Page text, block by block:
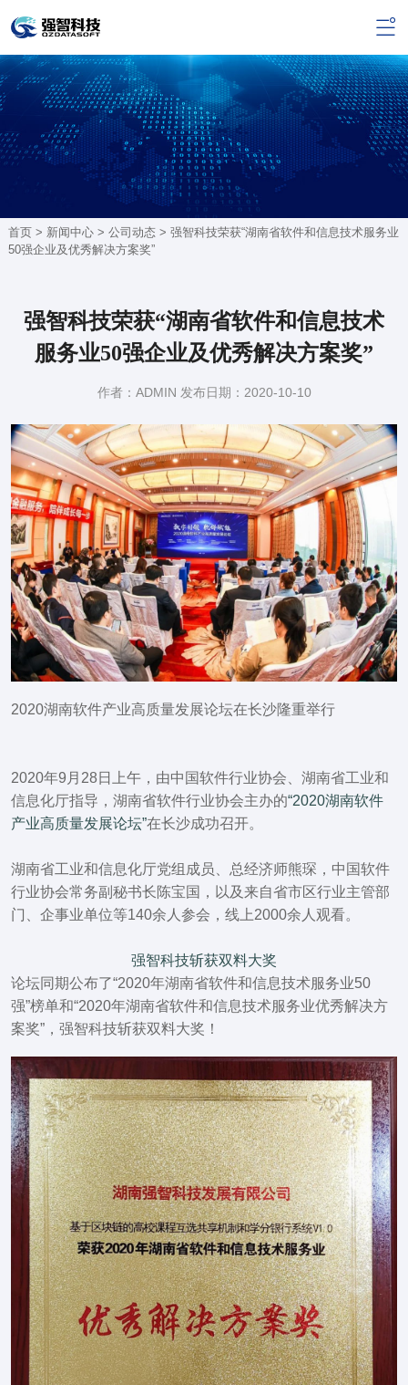
首页 > 新闻中心> 公司动态> 强智科技荣获“湖南省软件和信息技术服务业
50强企业及优秀解决方案奖”
强智科技荣获“湖南省软件和信息技术
服务业50强企业及优秀解决方案奖”
作者：ADMIN 发布日期：2020-10-10
2020湖南软件产业高质量发展论坛在长沙隆重举行
2020年9月28日上午，由中国软件行业协会、湖南省工业和
信息化厅指导，湖南省软件行业协会主办的“2020湖南软件
产业高质量发展论坛”在长沙成功召开。
湖南省工业和信息化厅党组成员、总经济师熊琛，中国软件
行业协会常务副秘书长陈宝国，以及来自省市区行业主管部
门、企事业单位等140余人参会，线上2000余人观看。
强智科技斩获双料大奖
论坛同期公布了“2020年湖南省软件和信息技术服务业50
强”榜单和“2020年湖南省软件和信息技术服务业优秀解决方
案奖”，强智科技斩获双料大奖！